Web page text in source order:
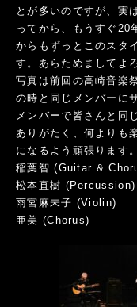
とが多いのですが、実
ってから、もうすぐ20
からもずっとこのスタ
す。あらためましてよ
写真は前回の高崎音楽
の時と同じメンバーに
メンバーで皆さんと同
ありがたく、何よりも
になるよう頑張ります
稲葉智 (Guitar &
松本直樹 (Percussion)
雨宮麻未子 (Violin)
亜美 (Chorus)